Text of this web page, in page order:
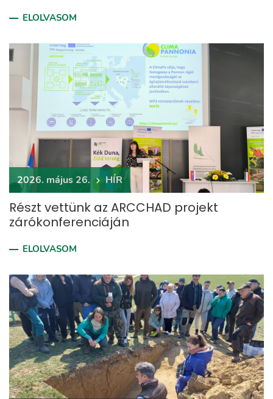
ELOLVASOM
2026. május 26. HÍR
Részt vettünk az ARCCHAD projekt
zárókonferenciáján
ELOLVASOM